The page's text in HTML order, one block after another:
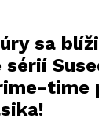
sa
time